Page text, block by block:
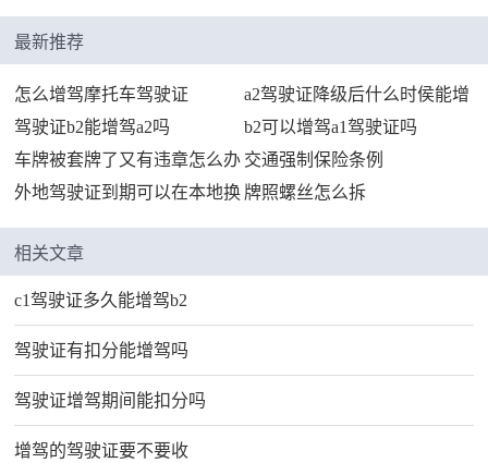
最新推荐
怎么增驾摩托车驾驶证 a2驾驶证降级后什么时侯能增
驾
驾驶证b2能增驾a2吗
b2可以增驾a1驾驶证吗
车牌被套牌了又有违章怎么办 交通强制保险条例
外地驾驶证到期可以在本地换
证吗
牌照螺丝怎么拆
相关文章
c1驾驶证多久能增驾b2
驾驶证有扣分能增驾吗
驾驶证增驾期间能扣分吗
增驾的驾驶证要不要收